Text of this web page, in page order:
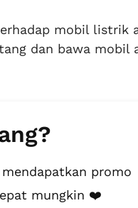
mobil listrik
dan bawa mobil
promo
mungkin ❤️